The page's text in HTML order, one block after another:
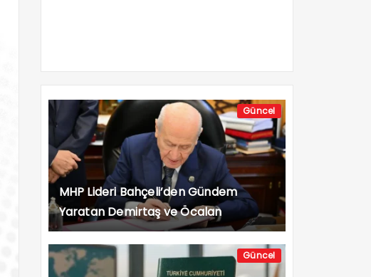
Güncel
MHP Lideri Bahçeli’den Gündem
Yaratan Demirtaş ve Öcalan
Açıklaması
Güncel